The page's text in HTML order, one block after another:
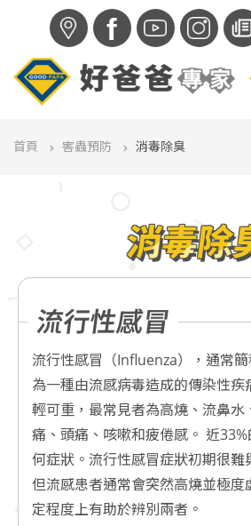
f
首頁 害蟲預防 消毒除臭
消毒除
流行性感冒
流行性感冒（Influenza），通常簡
為一種由流感病毒造成的傳染性疾
輕可重，最常見者為高燒、流鼻水
痛、頭痛、咳嗽和疲倦感。 近
何症狀。流行性感冒症狀初期很難
但流感患者通常會突然高燒並極度
定程度上有助於辨別兩者。